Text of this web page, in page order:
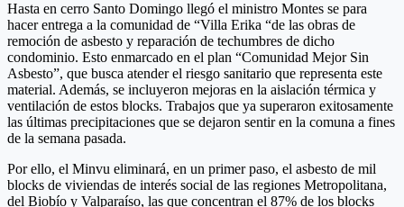
Hasta en cerro Santo Domingo llegó el ministro Montes se para
hacer entrega a la comunidad de “Villa Erika “de las obras de
remoción de asbesto y reparación de techumbres de dicho
condominio. Esto enmarcado en el plan “Comunidad Mejor Sin
Asbesto”, que busca atender el riesgo sanitario que representa este
material. Además, se incluyeron mejoras en la aislación térmica y
ventilación de estos blocks. Trabajos que ya superaron exitosamente
las últimas precipitaciones que se dejaron sentir en la comuna a fines
de la semana pasada.
Por ello, el Minvu eliminará, en un primer paso, el asbesto de mil
blocks de viviendas de interés social de las regiones Metropolitana,
del Biobío y Valparaíso, las que concentran el 87% de los blocks